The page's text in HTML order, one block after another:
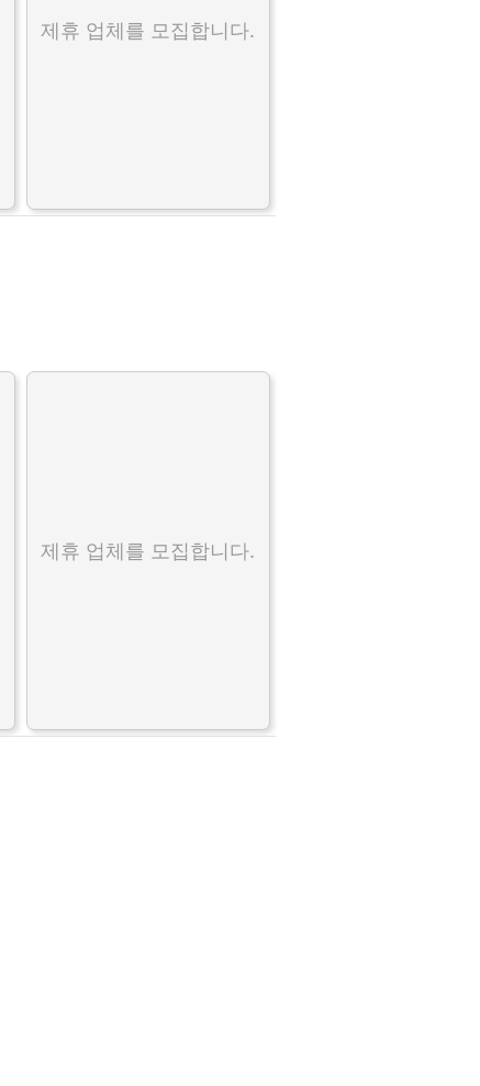
제휴 업체를 모집합니다.
제휴 업체를 모집합니다.